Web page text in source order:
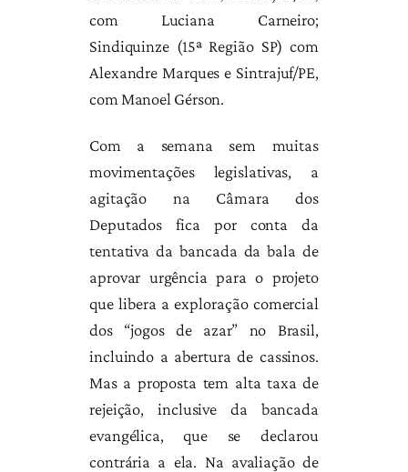
com Luciana Carneiro;
Sindiquinze (15ª Região SP) com
Alexandre Marques e Sintrajuf/PE,
com Manoel Gérson.
Com a semana sem muitas
movimentações legislativas, a
agitação na Câmara dos
Deputados fica por conta da
tentativa da bancada da bala de
aprovar urgência para o projeto
que libera a exploração comercial
dos “jogos de azar” no Brasil,
incluindo a abertura de cassinos.
Mas a proposta tem alta taxa de
rejeição, inclusive da bancada
evangélica, que se declarou
contrária a ela. Na avaliação de